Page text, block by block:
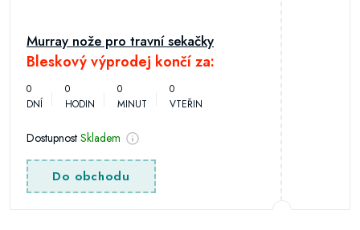
Murray nože pro travní sekačky
Bleskový výprodej končí za:
0
DNÍ
0
HODIN
0
MINUT
0
VTEŘIN
Dostupnost Skladem
Do obchodu